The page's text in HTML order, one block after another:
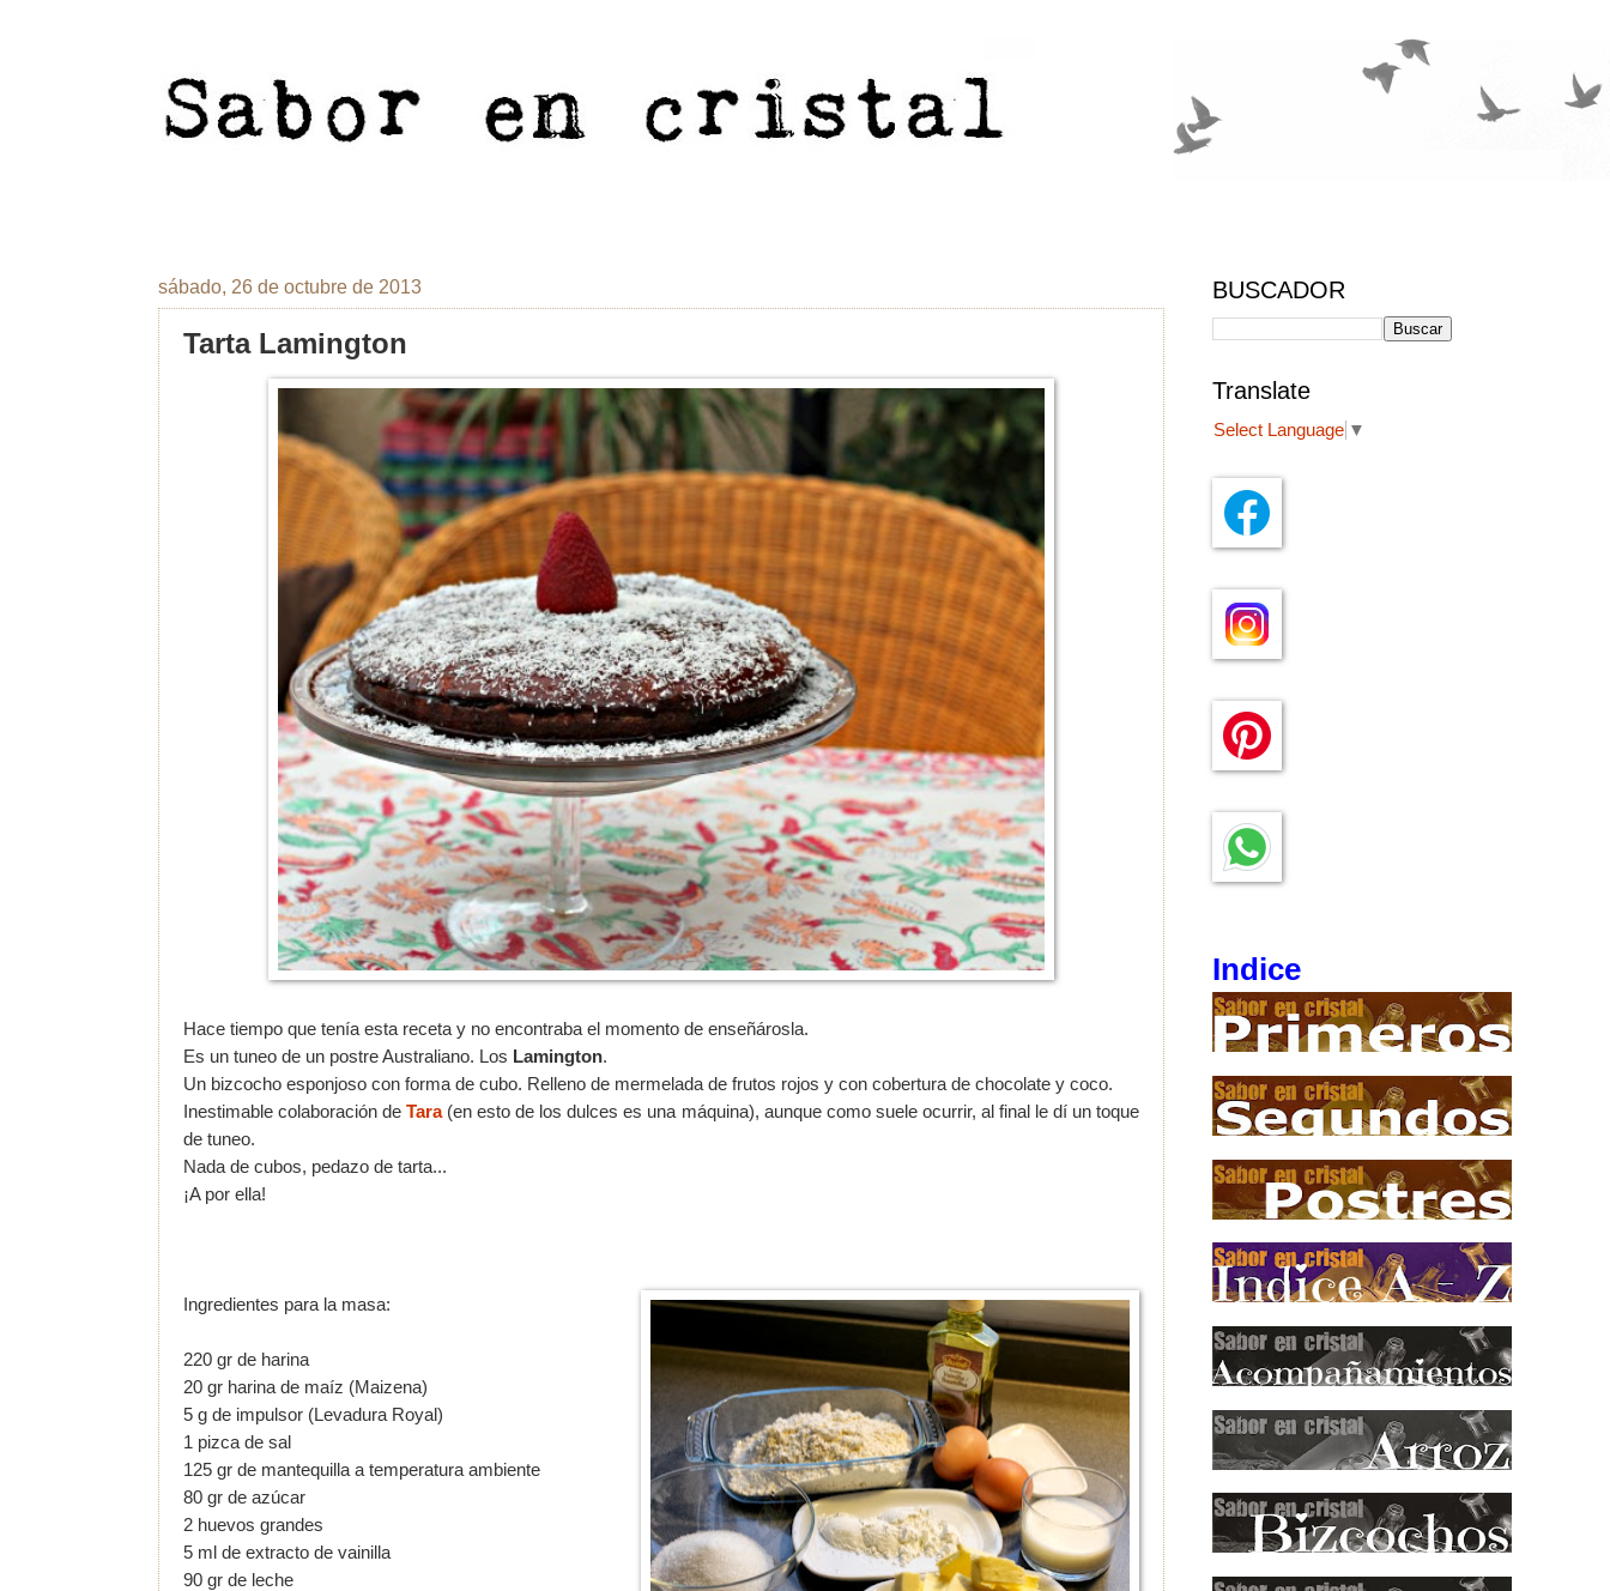
sábado, 26 de octubre de 2013
Tarta Lamington
Hace tiempo que tenía esta receta y no encontraba el momento de enseñárosla.
Es un tuneo de un postre Australiano. Los Lamington.
Un bizcocho esponjoso con forma de cubo. Relleno de mermelada de frutos rojos y con cobertura de chocolate y coco.
Inestimable colaboración deTara(en esto de los dulces es una máquina), aunque como suele ocurrir, al final le dí un toque
de tuneo.
Nada de cubos, pedazo de tarta...
¡A por ella!
Ingredientes para la masa:
220 gr de harina
20 gr harina de maíz (Maizena)
5 g de impulsor (Levadura Royal)
1 pizca de sal
125 gr de mantequilla a temperatura ambiente
80 gr de azúcar
2 huevos grandes
5 ml de extracto de vainilla
90 gr de leche
BUSCADOR
Translate
Select Language ▼
Indice